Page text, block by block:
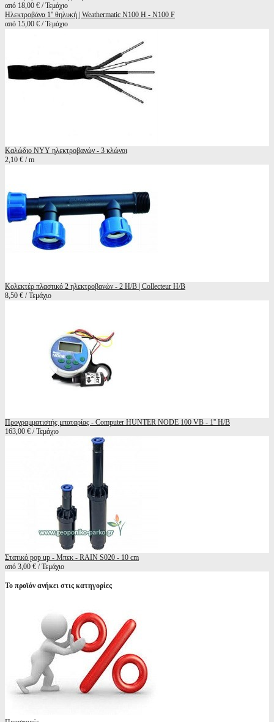
από 18,00 € / Τεμάχιο
Ηλεκτροβάνα 1'' θηλυκή | Weathermatic N100 H - N100 F
από 15,00 € / Τεμάχιο
Καλώδιο ΝΥΥ ηλεκτροβανών - 3 κλώνοι
2,10 € / m
Κολεκτέρ πλαστικό 2 ηλεκτροβανών - 2 Η/Β | Collecteur H/B
8,50 € / Τεμάχιο
Προγραμματιστής μπαταρίας - Computer HUNTER NODE 100 VB - 1'' H/B
163,00 € / Τεμάχιο
Στατικό pop up - Μπεκ - RAIN S020 - 10 cm
από 3,00 € / Τεμάχιο
Το προϊόν ανήκει στις κατηγορίες